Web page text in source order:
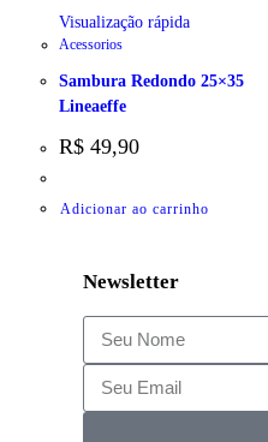
Visualização rápida
Acessorios
Sambura Redondo 25×35
Lineaeffe
R$ 49,90
Adicionar ao carrinho
Newsletter